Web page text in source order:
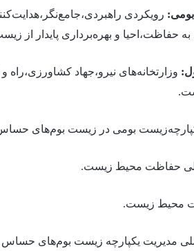
رویکردی راهبردی،جامعنگر،هدایت
حفاظت،احیا و بهرهبرداری پایدار از
وزارتخانههای نیرو،جهاد
زیست بومی در زیست بومهای
حفاظت محیط زیست.
محیط زیست.
مدیریت یکپارچه زیست بومهای حساس